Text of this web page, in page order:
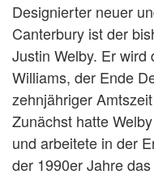
Designierter neuer
Canterbury ist der
Justin Welby. Er wird
Williams, der Ende
zehnjähriger
Zunächst hatte
und arbeitete in der
der 1990er Jahre